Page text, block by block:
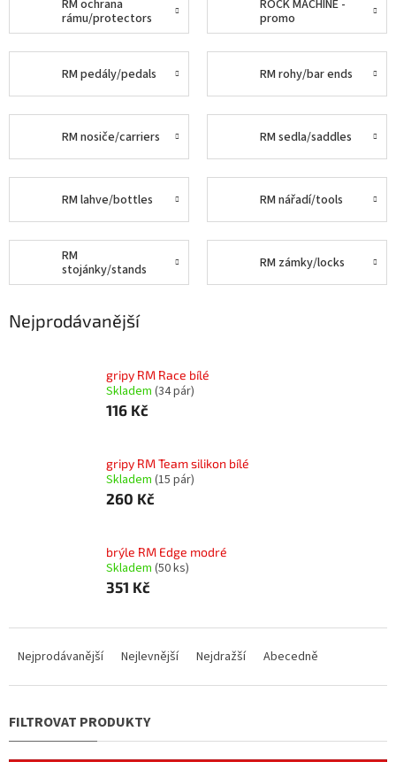
RM ochrana
rámu/protectors
ROCK MACHINE -
promo
RM pedály/pedals RM rohy/bar ends
RM nosiče/carriers RM sedla/saddles
RM lahve/bottles RM nářadí/tools
RM
stojánky/stands
RM zámky/locks
Nejprodávanější
gripy RM Race bílé
Skladem (34 pár)
116 Kč
gripy RM Team silikon bílé
Skladem (15 pár)
260 Kč
brýle RM Edge modré
Skladem (50 ks)
351 Kč
n
Nejprodávanější Nejlevnější Nejdražší Abecedně